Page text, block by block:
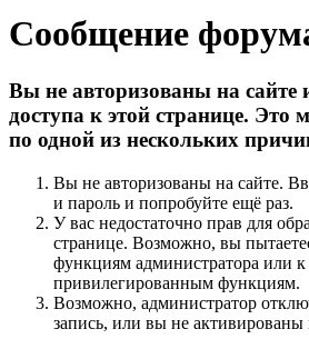
Сообщение
Вы не авторизованы на сайте
доступа к этой странице. Это
по одной из нескольких
Вы не авторизованы на сайте.
и пароль и попробуйте ещё раз.
У вас недостаточно прав для
странице. Возможно, вы
функциям администратора или
привилегированным функциям.
Возможно, администратор
запись, или вы не активированы